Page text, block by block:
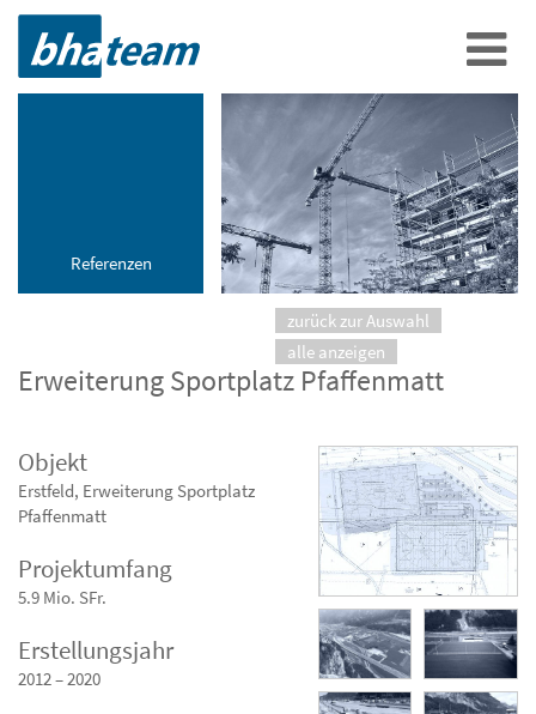
Referenzen
zurück zur Auswahl
alle anzeigen
Erweiterung Sportplatz Pfaffenmatt
Objekt
Erstfeld, Erweiterung Sportplatz
Pfaffenmatt
Projektumfang
5.9 Mio. SFr.
Erstellungsjahr
2012 – 2020